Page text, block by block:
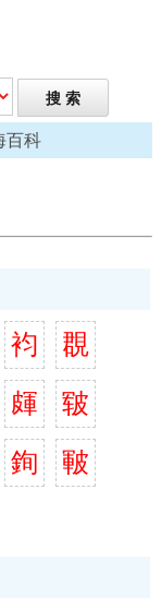
百科
袀
覠
皹
皲
銁
皸